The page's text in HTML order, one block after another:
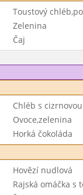
Toustový
Zelenina
Čaj
Chléb s
Ovoce,zelenina
Horká čokoláda
Hovězí nudlová
Rajská omáčka s